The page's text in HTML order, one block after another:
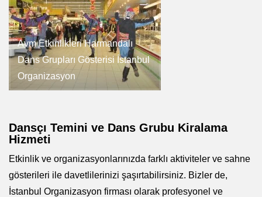
Avm Etkinlikleri Harmandalı
Dans Grupları Gösterisi İstanbul
Organizasyon
Dansçı Temini ve Dans Grubu Kiralama
Hizmeti
Etkinlik ve organizasyonlarınızda farklı aktiviteler ve sahne
gösterileri ile davetlilerinizi şaşırtabilirsiniz. Bizler de,
İstanbul Organizasyon firması olarak profesyonel ve